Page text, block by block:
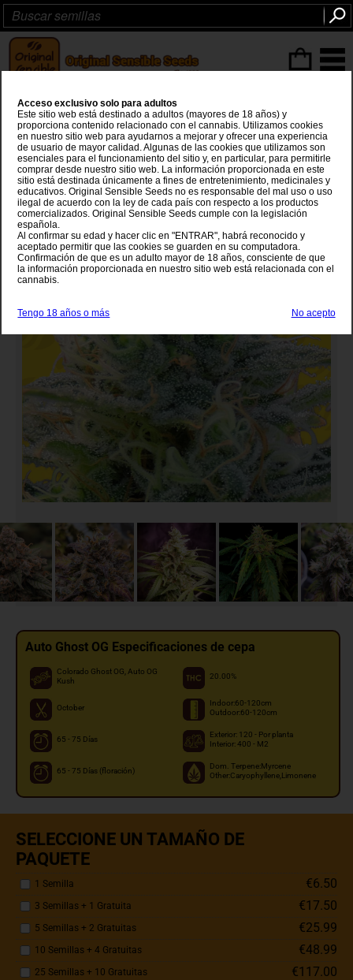
Auto Ghost OG
Colorado Ghost OG xAuto OG Kush
Auto Ghost OG Especificaciones de cepa
Colorado Ghost OG, Auto OG
Kush
20.00%
October
Indoor:60-120cm
Outdoor:60-120cm
65 - 75 Días
Exterior: 120 - Por planta
Interior: 400 - M2
65 - 75 Días (floración)
Dom. Terpene:Myrcene
Other:Caryophyllene,Limonene
SELECCIONE UN TAMAÑO DE
PAQUETE
1 Semilla €6.50
3 Semillas + 1 Gratuita €17.50
5 Semillas + 2 Gratuitas €25.99
10 Semillas + 4 Gratuitas €48.99
25 Semillas + 10 Gratuitas €117.00
Acceso exclusivo solo para adultos
Este sitio web está destinado a adultos (mayores de 18 años) y
proporciona contenido relacionado con el cannabis. Utilizamos cookies
en nuestro sitio web para ayudarnos a mejorar y ofrecer una experiencia
de usuario de mayor calidad. Algunas de las cookies que utilizamos son
esenciales para el funcionamiento del sitio y, en particular, para permitirle
comprar desde nuestro sitio web. La información proporcionada en este
sitio está destinada únicamente a fines de entretenimiento, medicinales y
educativos. Original Sensible Seeds no es responsable del mal uso o uso
ilegal de acuerdo con la ley de cada país con respecto a los productos
comercializados. Original Sensible Seeds cumple con la legislación
española.
Al confirmar su edad y hacer clic en "ENTRAR", habrá reconocido y
aceptado permitir que las cookies se guarden en su computadora.
Confirmación de que es un adulto mayor de 18 años, consciente de que
la información proporcionada en nuestro sitio web está relacionada con el
cannabis.
Tengo 18 años o más No acepto